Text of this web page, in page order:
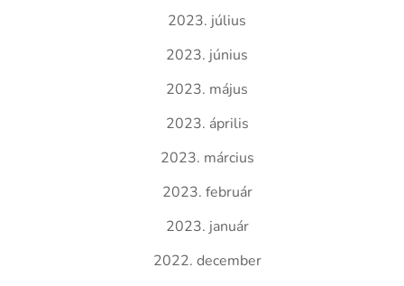
2023. július
2023. június
2023. május
2023. április
2023. március
2023. február
2023. január
2022. december